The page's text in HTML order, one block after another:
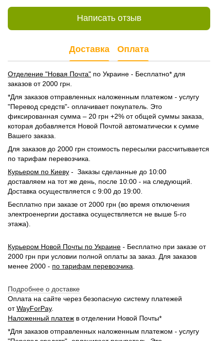
Написать отзыв
Доставка Оплата
Отделение "Новая Почта" по Украине - Бесплатно* для
заказов от 2000 грн.
*Для заказов отправленных наложенным платежом - услугу
"Перевод средств"- оплачивает покупатель. Это
фиксированная сумма – 20 грн +2% от общей суммы заказа,
которая добавляется Новой Почтой автоматически к сумме
Вашего заказа.
Для заказов до 2000 грн стоимость пересылки рассчитывается
по тарифам перевозчика.
Курьером по Киеву - Заказы сделанные до 10:00
доставляем на тот же день, после 10:00 - на следующий.
Доставка осуществляется с 9:00 до 19:00.
Бесплатно при заказе от 2000 грн (во время отключения
электроенергии доставка осуществляется не выше 5-го
этажа).
Курьером Новой Почты по Украине - Бесплатно при заказе от
2000 грн при условии полной оплаты за заказ. Для заказов
менее 2000 - по тарифам перевозчика
Подробнее о доставке
Оплата на сайте через безопасную систему платежей
отWayForPay.
Наложенный платеж в отделении Новой Почты*
*Для заказов отправленных наложенным платежом - услугу